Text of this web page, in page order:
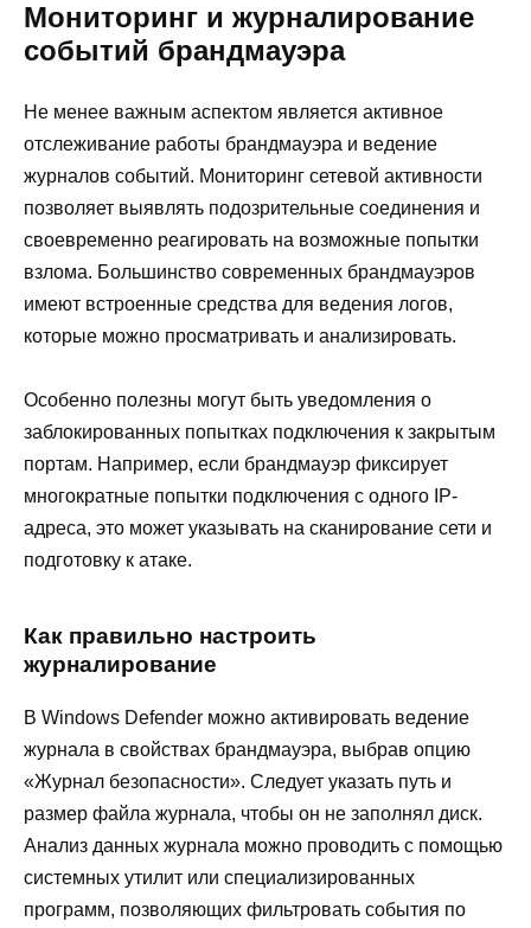
Мониторинг и журналирование
событий брандмауэра
Не менее важным аспектом является активное
отслеживание работы брандмауэра и ведение
журналов событий. Мониторинг сетевой активности
позволяет выявлять подозрительные соединения и
своевременно реагировать на возможные попытки
взлома. Большинство современных брандмауэров
имеют встроенные средства для ведения логов,
которые можно просматривать и анализировать.
Особенно полезны могут быть уведомления о
заблокированных попытках подключения к закрытым
портам. Например, если брандмауэр фиксирует
многократные попытки подключения с одного IP-
адреса, это может указывать на сканирование сети и
подготовку к атаке.
Как правильно настроить
журналирование
В Windows Defender можно активировать ведение
журнала в свойствах брандмауэра, выбрав опцию
«Журнал безопасности». Следует указать путь и
размер файла журнала, чтобы он не заполнял диск.
Анализ данных журнала можно проводить с помощью
системных утилит или специализированных
программ, позволяющих фильтровать события по